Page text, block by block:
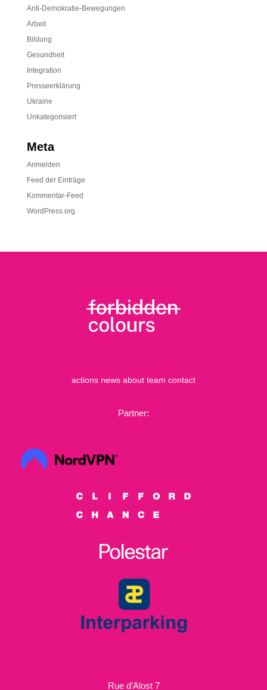
Anti-Demokratie-Bewegungen
Arbeit
Bildung
Gesundheit
Integration
Presseerklärung
Ukraine
Unkategorisiert
Meta
Anmelden
Feed der Einträge
Kommentar-Feed
WordPress.org
actions news about team contact
Partner:
Rue d’Alost 7